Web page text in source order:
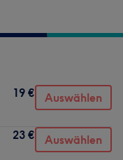
19 € Auswählen
23 € Auswählen